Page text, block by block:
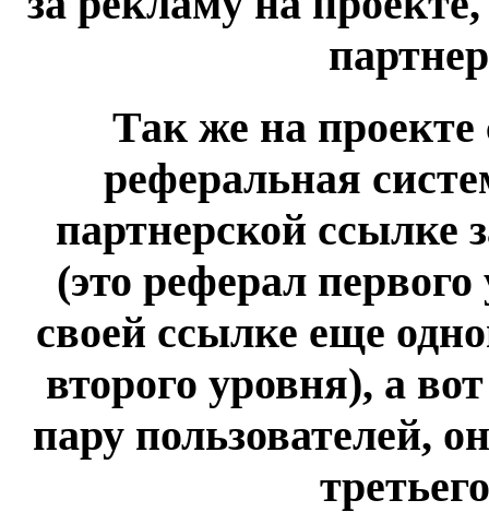
Так же на проекте
реферальная
партнерской ссылке
(это реферал
своей ссылке еще
второго уровня), а
пару пользователей,